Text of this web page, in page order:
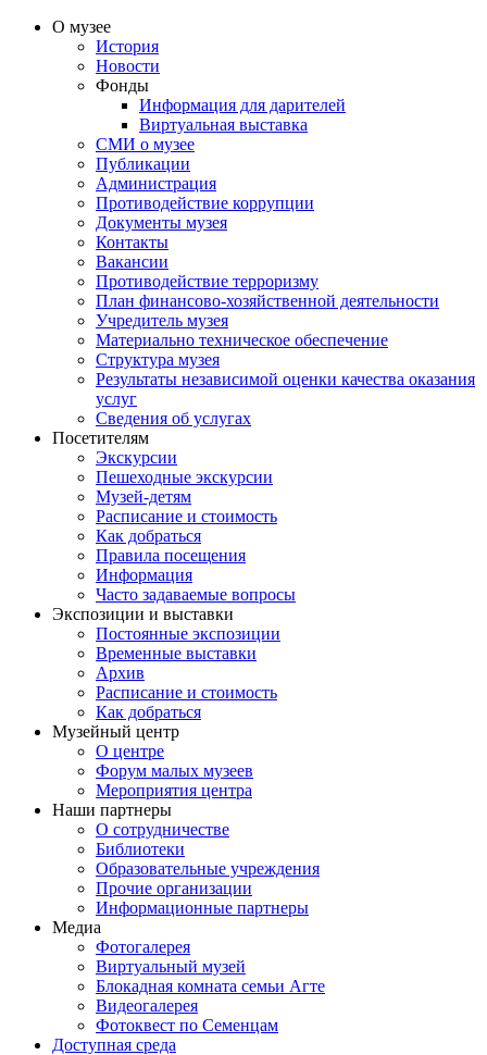
О музее
История
Новости
Фонды
Информация для дарителей
Виртуальная выставка
СМИ о музее
Публикации
Администрация
Противодействие коррупции
Документы музея
Контакты
Вакансии
Противодействие терроризму
План финансово-хозяйственной деятельности
Учредитель музея
Материально техническое обеспечение
Структура музея
Результаты независимой оценки качества оказания
услуг
Сведения об услугах
Посетителям
Экскурсии
Пешеходные экскурсии
Музей-детям
Расписание и стоимость
Как добраться
Правила посещения
Информация
Часто задаваемые вопросы
Экспозиции и выставки
Постоянные экспозиции
Временные выставки
Архив
Расписание и стоимость
Как добраться
Музейный центр
О центре
Форум малых музеев
Мероприятия центра
Наши партнеры
О сотрудничестве
Библиотеки
Образовательные учреждения
Прочие организации
Информационные партнеры
Медиа
Фотогалерея
Виртуальный музей
Блокадная комната семьи Агте
Видеогалерея
Фотоквест по Семенцам
Доступная среда